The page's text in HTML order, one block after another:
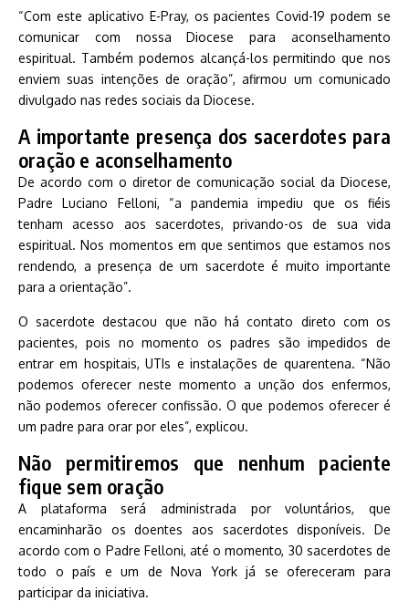
“Com este aplicativo E-Pray, os pacientes Covid-19 podem se
comunicar com nossa Diocese para aconselhamento
espiritual. Também podemos alcançá-los permitindo que nos
enviem suas intenções de oração”, afirmou um comunicado
divulgado nas redes sociais da Diocese.
A importante presença dos sacerdotes para
oração e aconselhamento
De acordo com o diretor de comunicação social da Diocese,
Padre Luciano Felloni, “a pandemia impediu que os fiéis
tenham acesso aos sacerdotes, privando-os de sua vida
espiritual. Nos momentos em que sentimos que estamos nos
rendendo, a presença de um sacerdote é muito importante
para a orientação”.
O sacerdote destacou que não há contato direto com os
pacientes, pois no momento os padres são impedidos de
entrar em hospitais, UTIs e instalações de quarentena. “Não
podemos oferecer neste momento a unção dos enfermos,
não podemos oferecer confissão. O que podemos oferecer é
um padre para orar por eles”, explicou.
Não permitiremos que nenhum paciente
fique sem oração
A plataforma será administrada por voluntários, que
encaminharão os doentes aos sacerdotes disponíveis. De
acordo com o Padre Felloni, até o momento, 30 sacerdotes de
todo o país e um de Nova York já se ofereceram para
participar da iniciativa.